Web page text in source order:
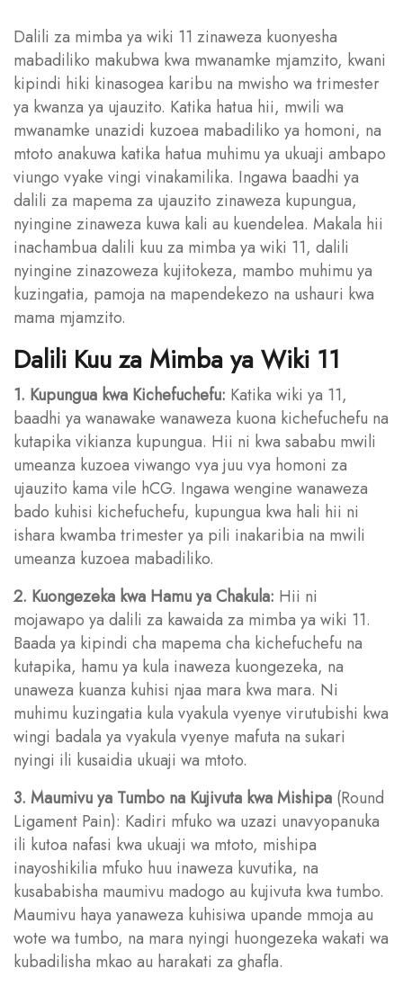
Dalili za mimba ya wiki 11 zinaweza kuonyesha
mabadiliko makubwa kwa mwanamke mjamzito, kwani
kipindi hiki kinasogea karibu na mwisho wa trimester
ya kwanza ya ujauzito. Katika hatua hii, mwili wa
mwanamke unazidi kuzoea mabadiliko ya homoni, na
mtoto anakuwa katika hatua muhimu ya ukuaji ambapo
viungo vyake vingi vinakamilika. Ingawa baadhi ya
dalili za mapema za ujauzito zinaweza kupungua,
nyingine zinaweza kuwa kali au kuendelea. Makala hii
inachambua dalili kuu za mimba ya wiki 11, dalili
nyingine zinazoweza kujitokeza, mambo muhimu ya
kuzingatia, pamoja na mapendekezo na ushauri kwa
mama mjamzito.
Dalili Kuu za Mimba ya Wiki 11
1. Kupungua kwa Kichefuchefu: Katika wiki ya 11,
baadhi ya wanawake wanaweza kuona kichefuchefu na
kutapika vikianza kupungua. Hii ni kwa sababu mwili
umeanza kuzoea viwango vya juu vya homoni za
ujauzito kama vile hCG. Ingawa wengine wanaweza
bado kuhisi kichefuchefu, kupungua kwa hali hii ni
ishara kwamba trimester ya pili inakaribia na mwili
umeanza kuzoea mabadiliko.
2. Kuongezeka kwa Hamu ya Chakula: Hii ni
mojawapo ya dalili za kawaida za mimba ya wiki 11.
Baada ya kipindi cha mapema cha kichefuchefu na
kutapika, hamu ya kula inaweza kuongezeka, na
unaweza kuanza kuhisi njaa mara kwa mara. Ni
muhimu kuzingatia kula vyakula vyenye virutubishi kwa
wingi badala ya vyakula vyenye mafuta na sukari
nyingi ili kusaidia ukuaji wa mtoto.
3. Maumivu ya Tumbo na Kujivuta kwa Mishipa (Round
Ligament Pain): Kadiri mfuko wa uzazi unavyopanuka
ili kutoa nafasi kwa ukuaji wa mtoto, mishipa
inayoshikilia mfuko huu inaweza kuvutika, na
kusababisha maumivu madogo au kujivuta kwa tumbo.
Maumivu haya yanaweza kuhisiwa upande mmoja au
wote wa tumbo, na mara nyingi huongezeka wakati wa
kubadilisha mkao au harakati za ghafla.